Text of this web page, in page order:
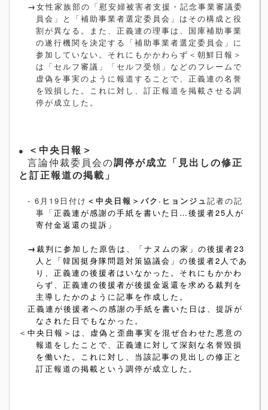
→女性家族部の「慰安婦被害者支援・記念事業審議委
員会」と「補助事業者選定委員会」はその構成と役
割が異なる。また、正義連の理事は、国庫補助事業
の遂行機関を決定する「補助事業者選定委員会」に
参加していない。それにもかかわらず＜朝鮮日報＞
は「セルフ審議」「セルフ受領」などのフレームで
虚偽を事実のように報道することで、正義連の名誉
を毀損した。これに対し、訂正報道を掲載させる調
停が成立した。
●
＜中央日報＞
言論仲裁委員会の調停が成立「見出しの修正
と訂正報道の掲載」
- 6 月 19 日付け ＜中央日報＞パク·ヒョンジュ記者の記
事「正義連が感謝の手紙を書いた日…後援者25 人が
寄付金返還の提訴」
→裁判に参加した原告は、「ナヌムの家」の後援者23
人と「韓国挺身隊問題対策協議会」の後援者2 人であ
り、正義連の後援者はいなかった。それにもかかわ
らず、正義連の後援者が後援金返還を求める裁判を
主導したかのように記事を作成した。
正義連が後援者への感謝の手紙を書いた日は、提訴が
なされた日でもなかった。
＜中央日報＞は、虚偽と歪曲事実を混ぜ合わせた悪意の
報道をしたことで、正義連に対して深刻な名誉毀損
を働いた。これに対し、当該記事の見出しの修正と
訂正報道の掲載という調停が成立した。